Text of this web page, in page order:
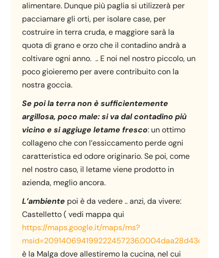
alimentare. Dunque più paglia si utilizzerà per
pacciamare gli orti, per isolare case, per
costruire in terra cruda, e maggiore sarà la
quota di grano e orzo che il contadino andrà a
coltivare ogni anno. .. E noi nel nostro piccolo, un
poco gioieremo per avere contribuito con la
nostra goccia.
Se poi la terra non è sufficientemente
argillosa, poco male: si va dal contadino più
vicino e si aggiuge letame fresco: un ottimo
collageno che con l’essiccamento perde ogni
caratteristica ed odore originario. Se poi, come
nel nostro caso, il letame viene prodotto in
azienda, meglio ancora.
L’ambiente poi è da vedere .. anzi, da vivere:
Castelletto ( vedi mappa qui
https://maps.google.it/maps/ms?
è la Malga dove allestiremo la cucina, nel cui